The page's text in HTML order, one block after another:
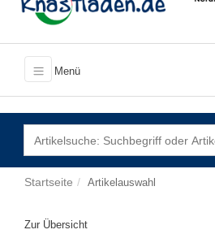
Menü
Startseite Artikelauswahl
Zur Übersicht